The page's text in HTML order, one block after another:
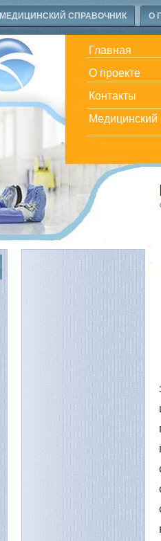
МЕДИЦИНСКИЙ СПРАВОЧНИК О
Главная
О проекте
Контакты
Медицинский